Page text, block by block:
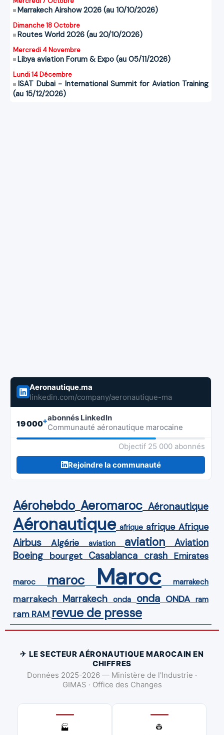
Marrakech Airshow 2026 (au 10/10/2026)
Dimanche 18 Octobre
Routes World 2026 (au 20/10/2026)
Mercredi 4 Novembre
Libya aviation Forum & Expo (au 05/11/2026)
Lundi 14 Décembre
ISAT Dubai - International Summit for Aviation Training
(au 15/12/2026)
Aeronautique.ma
linkedin.com/company/aeronautique-ma
19 000+abonnés LinkedIn
Communauté aéronautique marocaine
Objectif 25 000 abonnés
Rejoindre la communauté
Aérohebdo Aeromaroc Aéronautique
Aéronautique afrique afrique Afrique
Airbus Algérie aviation aviation Aviation
Boeing bourget Casablanca crash Emirates
maroc maroc Maroc marrakech
marrakech Marrakech onda onda ONDA ram
ram RAM revue de presse
✈ LE SECTEUR AÉRONAUTIQUE MAROCAIN EN
CHIFFRES
Données 2025-2026 — Ministère de l'Industrie ·
GIMAS · Office des Changes
🏭
👷